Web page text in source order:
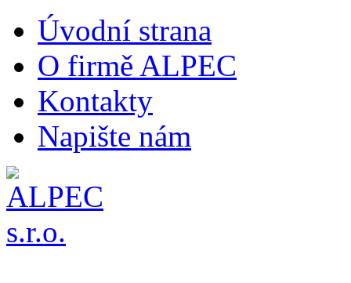
Úvodní strana
O firmě ALPEC
Kontakty
Napište nám